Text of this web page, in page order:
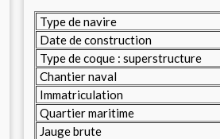
Type de navire
Date de construction
Type de coque : superstructure
Chantier naval
Immatriculation
Quartier maritime
Jauge brute